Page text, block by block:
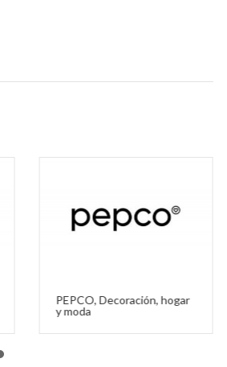
PEPCO, Decoración, hogar
y moda